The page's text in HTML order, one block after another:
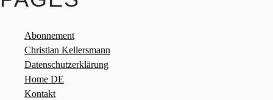
Abonnement
Christian Kellersmann
Datenschutzerklärung
Home DE
Kontakt